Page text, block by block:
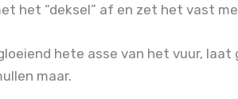
het “deksel” af en zet het vast
hete asse van het vuur,
maar.